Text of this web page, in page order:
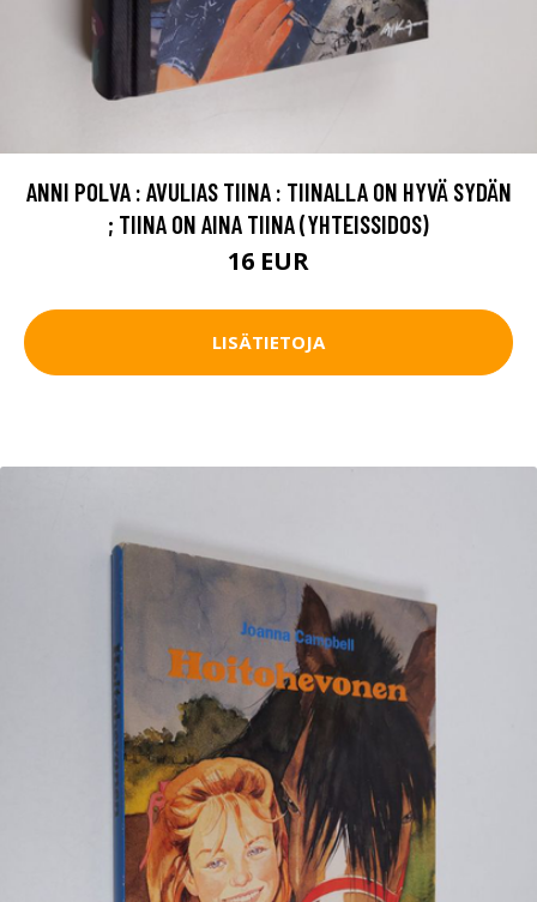
ANNI POLVA : AVULIAS TIINA : TIINALLA ON HYVÄ SYDÄN
; TIINA ON AINA TIINA (YHTEISSIDOS)
16 EUR
LISÄTIETOJA